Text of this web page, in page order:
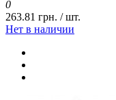
0
263.81 грн. / шт.
Нет в наличии